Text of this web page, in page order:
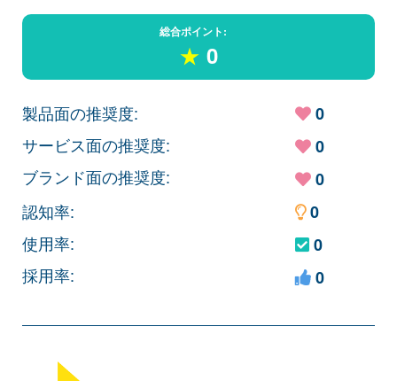
総合ポイント:
★ 0
製品面の推奨度:
サービス面の推奨度:
ブランド面の推奨度:
0
0
0
認知率:
使用率:
採用率:
0
0
0